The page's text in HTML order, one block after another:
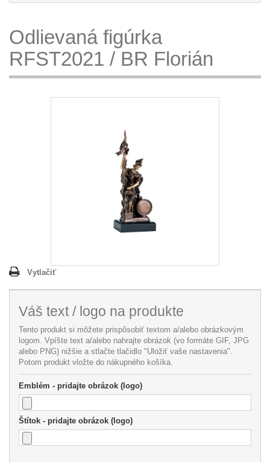
Odlievaná figúrka
RFST2021 / BR Florián
Vytlačiť
Váš text / logo na produkte
Tento produkt si môžete prispôsobiť textom a/alebo obrázkovým
logom. Vpíšte text a/alebo nahrajte obrázok (vo formáte GIF, JPG
alebo PNG) nižšie a stlačte tlačidlo "Uložiť vaše nastavenia".
Potom produkt vložte do nákupného košíka.
Emblém - pridajte obrázok (logo)
Štítok - pridajte obrázok (logo)